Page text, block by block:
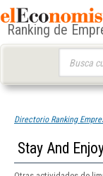
Ranking de
Directorio Ranking
Stay And